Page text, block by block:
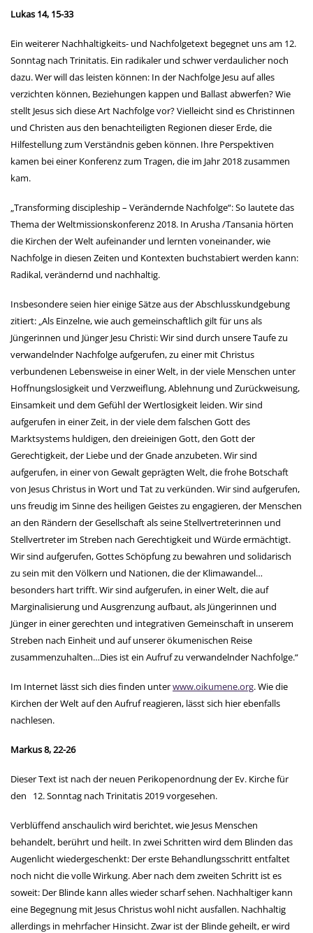
Lukas 14, 15-33
Ein weiterer Nachhaltigkeits- und Nachfolgetext begegnet uns am 12.
Sonntag nach Trinitatis. Ein radikaler und schwer verdaulicher noch
dazu. Wer will das leisten können: In der Nachfolge Jesu auf alles
verzichten können, Beziehungen kappen und Ballast abwerfen? Wie
stellt Jesus sich diese Art Nachfolge vor? Vielleicht sind es Christinnen
und Christen aus den benachteiligten Regionen dieser Erde, die
Hilfestellung zum Verständnis geben können. Ihre Perspektiven
kamen bei einer Konferenz zum Tragen, die im Jahr 2018 zusammen
kam.
„Transforming discipleship – Verändernde Nachfolge“: So lautete das
Thema der Weltmissionskonferenz 2018. In Arusha /Tansania hörten
die Kirchen der Welt aufeinander und lernten voneinander, wie
Nachfolge in diesen Zeiten und Kontexten buchstabiert werden kann:
Radikal, verändernd und nachhaltig.
Insbesondere seien hier einige Sätze aus der Abschlusskundgebung
zitiert: „Als Einzelne, wie auch gemeinschaftlich gilt für uns als
Jüngerinnen und Jünger Jesu Christi: Wir sind durch unsere Taufe zu
verwandelnder Nachfolge aufgerufen, zu einer mit Christus
verbundenen Lebensweise in einer Welt, in der viele Menschen unter
Hoffnungslosigkeit und Verzweiflung, Ablehnung und Zurückweisung,
Einsamkeit und dem Gefühl der Wertlosigkeit leiden. Wir sind
aufgerufen in einer Zeit, in der viele dem falschen Gott des
Marktsystems huldigen, den dreieinigen Gott, den Gott der
Gerechtigkeit, der Liebe und der Gnade anzubeten. Wir sind
aufgerufen, in einer von Gewalt geprägten Welt, die frohe Botschaft
von Jesus Christus in Wort und Tat zu verkünden. Wir sind aufgerufen,
uns freudig im Sinne des heiligen Geistes zu engagieren, der Menschen
an den Rändern der Gesellschaft als seine Stellvertreterinnen und
Stellvertreter im Streben nach Gerechtigkeit und Würde ermächtigt.
Wir sind aufgerufen, Gottes Schöpfung zu bewahren und solidarisch
zu sein mit den Völkern und Nationen, die der Klimawandel…
besonders hart trifft. Wir sind aufgerufen, in einer Welt, die auf
Marginalisierung und Ausgrenzung aufbaut, als Jüngerinnen und
Jünger in einer gerechten und integrativen Gemeinschaft in unserem
Streben nach Einheit und auf unserer ökumenischen Reise
zusammenzuhalten…Dies ist ein Aufruf zu verwandelnder Nachfolge.“
Im Internet lässt sich dies finden unterwww.oikumene.org. Wie die
Kirchen der Welt auf den Aufruf reagieren, lässt sich hier ebenfalls
nachlesen.
Markus 8, 22-26
Dieser Text ist nach der neuen Perikopenordnung der Ev. Kirche für
den 12. Sonntag nach Trinitatis 2019 vorgesehen.
Verblüffend anschaulich wird berichtet, wie Jesus Menschen
behandelt, berührt und heilt. In zwei Schritten wird dem Blinden das
Augenlicht wiedergeschenkt: Der erste Behandlungsschritt entfaltet
noch nicht die volle Wirkung. Aber nach dem zweiten Schritt ist es
soweit: Der Blinde kann alles wieder scharf sehen. Nachhaltiger kann
eine Begegnung mit Jesus Christus wohl nicht ausfallen. Nachhaltig
allerdings in mehrfacher Hinsicht. Zwar ist der Blinde geheilt, er wird